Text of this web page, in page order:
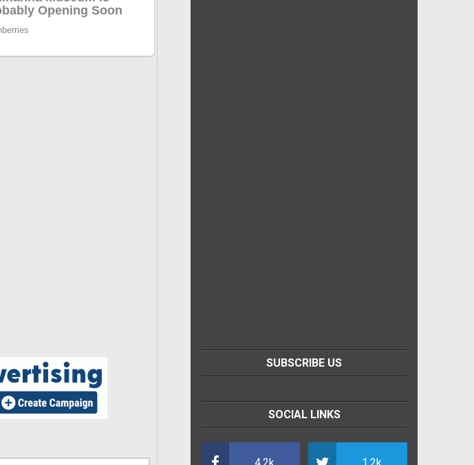
SUBSCRIBE US
SOCIAL LINKS
4.2k 1.2k